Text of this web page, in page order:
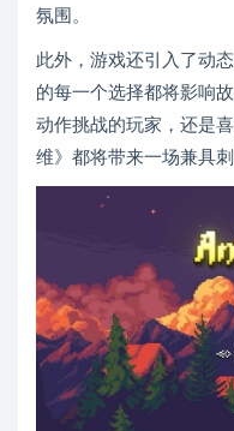
氛围。
此外，游戏还引入了动
的每一个选择都将影响
动作挑战的玩家，还是
维》都将带来一场兼具